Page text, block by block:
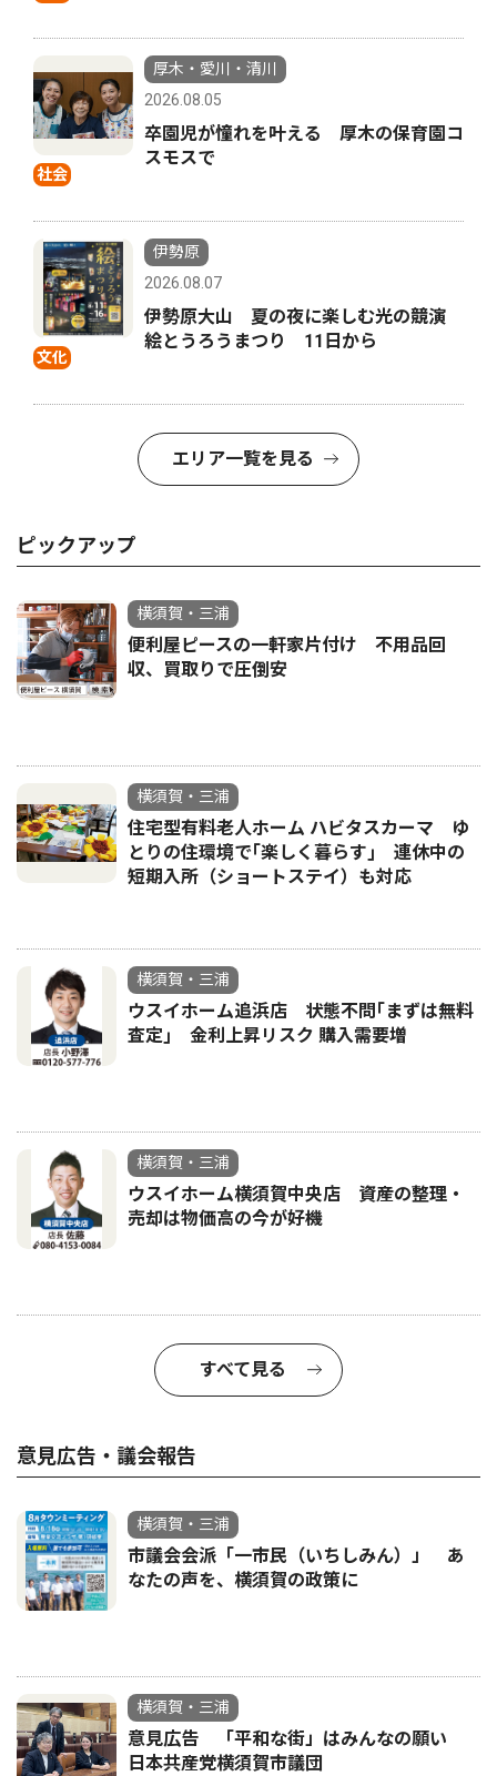
社会
厚木・愛川・清川
2026.08.05
卒園児が憧れを叶える 厚木の保育園コ
スモスで
文化
伊勢原
2026.08.07
伊勢原大山 夏の夜に楽しむ光の競演
絵とうろうまつり 11日から
エリア一覧を見る
ピックアップ
横須賀・三浦
便利屋ピースの一軒家片付け 不用品回
収、買取りで圧倒安
横須賀・三浦
住宅型有料老人ホーム ハビタスカーマ ゆ
とりの住環境で｢楽しく暮らす｣ 連休中の
短期入所（ショートステイ）も対応
横須賀・三浦
ウスイホーム追浜店 状態不問｢まずは無料
査定｣ 金利上昇リスク 購入需要増
横須賀・三浦
ウスイホーム横須賀中央店 資産の整理・
売却は物価高の今が好機
すべて見る
意見広告・議会報告
横須賀・三浦
市議会会派「一市民（いちしみん）」 あ
なたの声を、横須賀の政策に
横須賀・三浦
意見広告 「平和な街」はみんなの願い
日本共産党横須賀市議団